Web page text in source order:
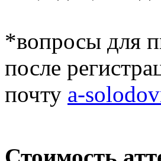
*вопросы для
после
почту a-